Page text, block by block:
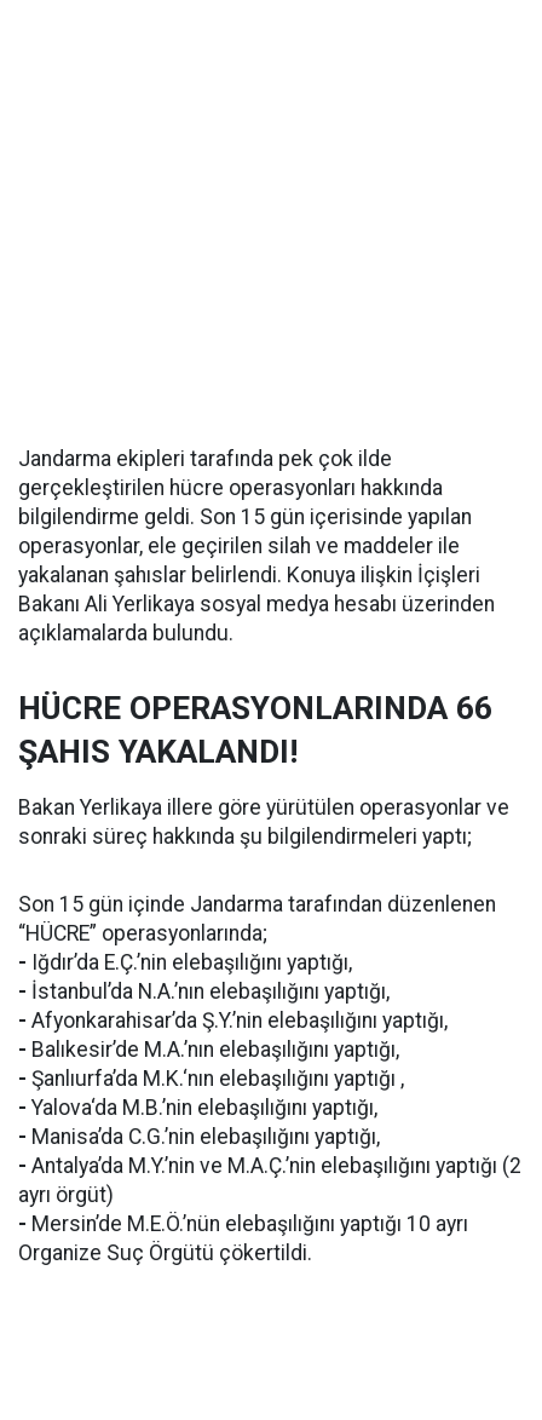
Jandarma ekipleri tarafında pek çok ilde
gerçekleştirilen hücre operasyonları hakkında
bilgilendirme geldi. Son 15 gün içerisinde yapılan
operasyonlar, ele geçirilen silah ve maddeler ile
yakalanan şahıslar belirlendi. Konuya ilişkin İçişleri
Bakanı Ali Yerlikaya sosyal medya hesabı üzerinden
açıklamalarda bulundu.
HÜCRE OPERASYONLARINDA 66
ŞAHIS YAKALANDI!
Bakan Yerlikaya illere göre yürütülen operasyonlar ve
sonraki süreç hakkında şu bilgilendirmeleri yaptı;
Son 15 gün içinde Jandarma tarafından düzenlenen
“HÜCRE” operasyonlarında;
- Iğdır’da E.Ç.’nin elebaşılığını yaptığı,
- İstanbul’da N.A.’nın elebaşılığını yaptığı,
- Afyonkarahisar’da Ş.Y.’nin elebaşılığını yaptığı,
- Balıkesir’de M.A.’nın elebaşılığını yaptığı,
- Şanlıurfa’da M.K.‘nın elebaşılığını yaptığı ,
- Yalova‘da M.B.’nin elebaşılığını yaptığı,
- Manisa’da C.G.’nin elebaşılığını yaptığı,
- Antalya’da M.Y.’nin ve M.A.Ç.’nin elebaşılığını yaptığı (2
ayrı örgüt)
- Mersin’de M.E.Ö.’nün elebaşılığını yaptığı 10 ayrı
Organize Suç Örgütü çökertildi.